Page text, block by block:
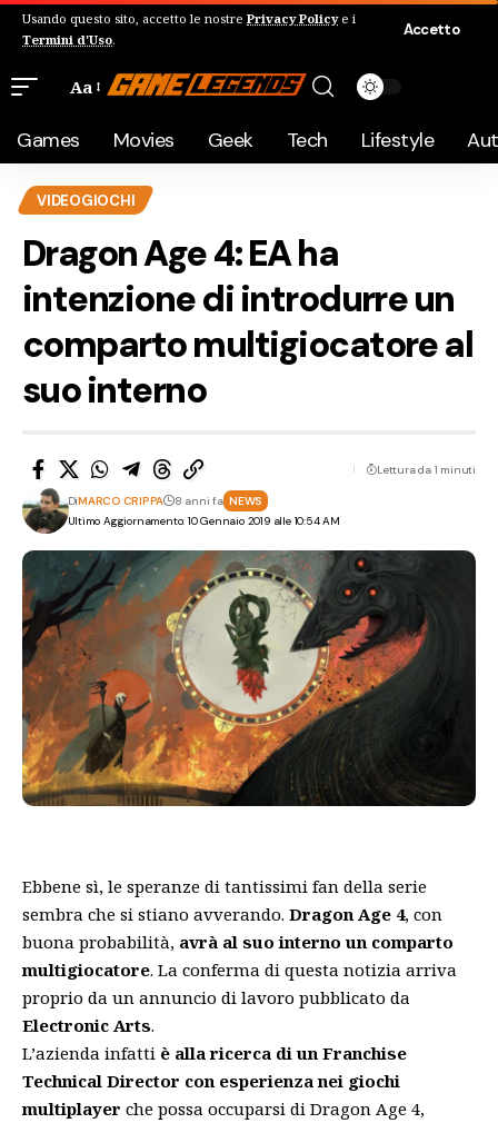
Usando questo sito, accetto le nostre Privacy Policye i
Termini d'Uso.
Accetto
Aa
Games Movies Geek Tech Lifestyle
VIDEOGIOCHI
Dragon Age 4: EA ha
intenzione di introdurre un
comparto multigiocatore al
suo interno
Ultimo Aggiornamento: 10 Gennaio 2019 alle 10:54 AM
DiMARCO CRIPPA 8 anni fa NEWS
Lettura da 1 minuti
Ebbene sì, le speranze di tantissimi fan della serie
sembra che si stiano avverando. Dragon Age 4, con
buona probabilità, avrà al suo interno un comparto
multigiocatore. La conferma di questa notizia arriva
proprio da un annuncio di lavoro pubblicato da
Electronic Arts.
L’azienda infatti è alla ricerca di un Franchise
Technical Director con esperienza nei giochi
multiplayer che possa occuparsi di Dragon Age 4,